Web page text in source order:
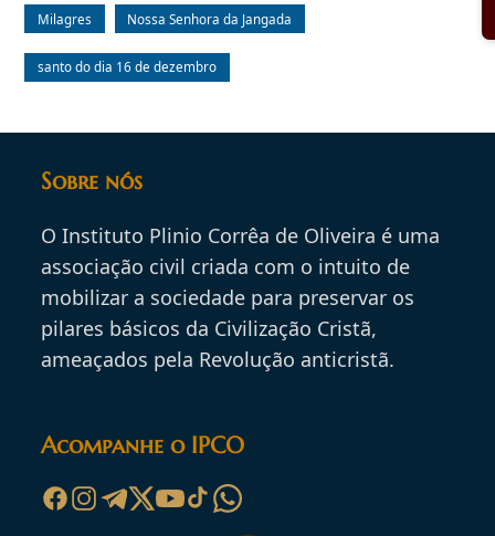
Milagres Nossa Senhora da Jangada
santo do dia 16 de dezembro
Sobre nós
O Instituto Plinio Corrêa de Oliveira é uma
associação civil criada com o intuito de
mobilizar a sociedade para preservar os
pilares básicos da Civilização Cristã,
ameaçados pela Revolução anticristã.
Acompanhe o IPCO